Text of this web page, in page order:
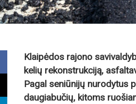
Klaipėdos rajono
kelių rekonstrukciją,
Pagal seniūnijų nurodytus
daugiabučių, kitoms